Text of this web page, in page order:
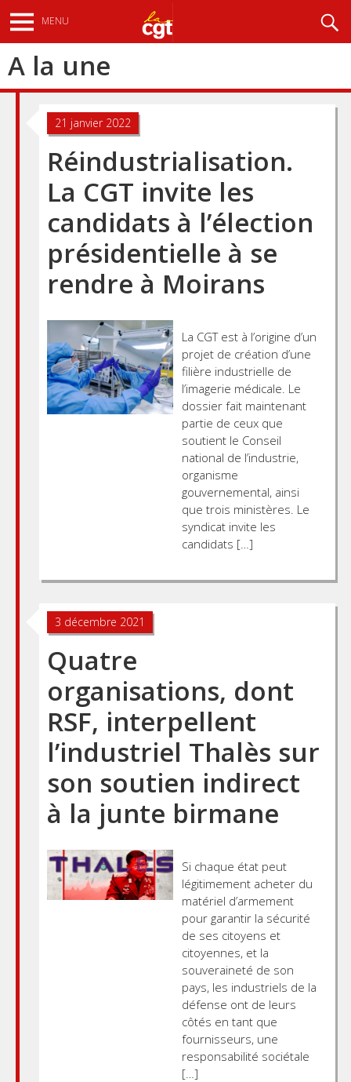
au
contenu
principal
MENU
A la une
21 janvier 2022
Réindustrialisation.
La CGT invite les
candidats à l’élection
présidentielle à se
rendre à Moirans
La CGT est à l’origine d’un
projet de création d’une
filière industrielle de
l’imagerie médicale. Le
dossier fait maintenant
partie de ceux que
soutient le Conseil
national de l’industrie,
organisme
gouvernemental, ainsi
que trois ministères. Le
syndicat invite les
candidats […]
3 décembre 2021
Quatre
organisations, dont
RSF, interpellent
l’industriel Thalès sur
son soutien indirect
à la junte birmane
Si chaque état peut
légitimement acheter du
matériel d’armement
pour garantir la sécurité
de ses citoyens et
citoyennes, et la
souveraineté de son
pays, les industriels de la
défense ont de leurs
côtés en tant que
fournisseurs, une
responsabilité sociétale
[…]